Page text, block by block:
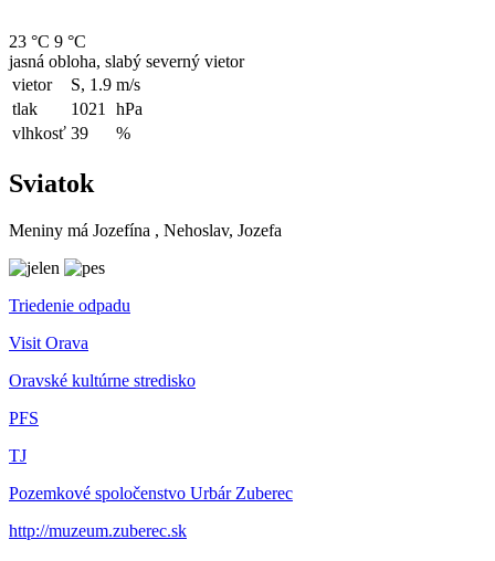
23 °C 9 °C
jasná obloha, slabý severný vietor
vietor
S, 1.9 m/s
tlak
1021
hPa
vlhkosť 39 %
Sviatok
Meniny má Jozefína , Nehoslav, Jozefa
Triedenie odpadu
Visit Orava
Oravské kultúrne stredisko
PFS
TJ
Pozemkové spoločenstvo Urbár Zuberec
http://muzeum.zuberec.sk